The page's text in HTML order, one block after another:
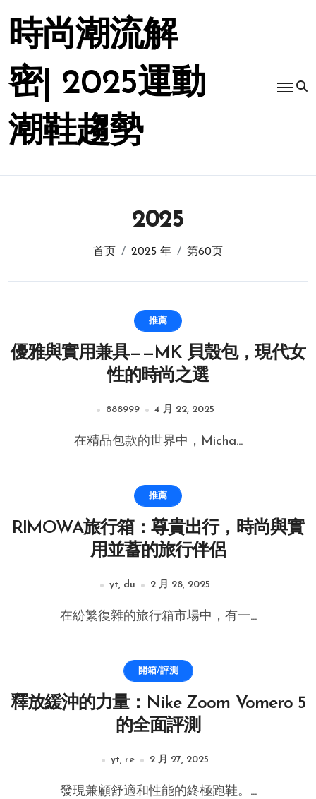
時尚潮流解
密| 2025運動
潮鞋趨勢
2025
首页 2025 年 第60页
推薦
優雅與實用兼具——MK 貝殼包，現代女
性的時尚之選
888999 4 月 22, 2025
在精品包款的世界中，Micha...
推薦
RIMOWA旅行箱：尊貴出行，時尚與實
用並蓄的旅行伴侶
yt, du 2 月 28, 2025
在紛繁復雜的旅行箱市場中，有一...
開箱/評測
釋放緩沖的力量：Nike Zoom Vomero 5
的全面評測
yt, re 2 月 27, 2025
發現兼顧舒適和性能的終極跑鞋。...